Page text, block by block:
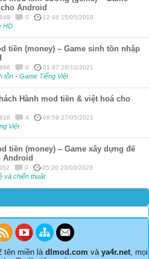
Android
0 12:46 15/05/2019
HD
tiền (money) – Game sinh tồn nhập
0 01:47 28/10/2021
tồn - Game Tiếng Việt
Hành mod tiền & việt hoá cho
4 09:59 27/05/2021
Việt
tiền (money) – Game xây dựng đế
Android
0 05:20 23/03/2023
và chiến thuật
tên miền là dlmod.com và ya4r.net, mọi